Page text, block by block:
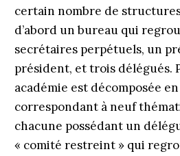
certain nombre de
d’abord un bureau qui
secrétaires perpétuels, un
président, et trois délégués.
académie est décomposée
correspondant à neuf
chacune possédant un
« comité restreint » qui